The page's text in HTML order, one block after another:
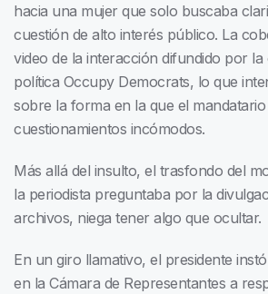
hacia una mujer que solo buscaba
cuestión de alto interés público. La
video de la interacción difundido por la
política Occupy Democrats, lo que
sobre la forma en la que el mandatario
cuestionamientos incómodos.
Más allá del insulto, el trasfondo del
la periodista preguntaba por la
archivos, niega tener algo que ocultar.
En un giro llamativo, el presidente
en la Cámara de Representantes a